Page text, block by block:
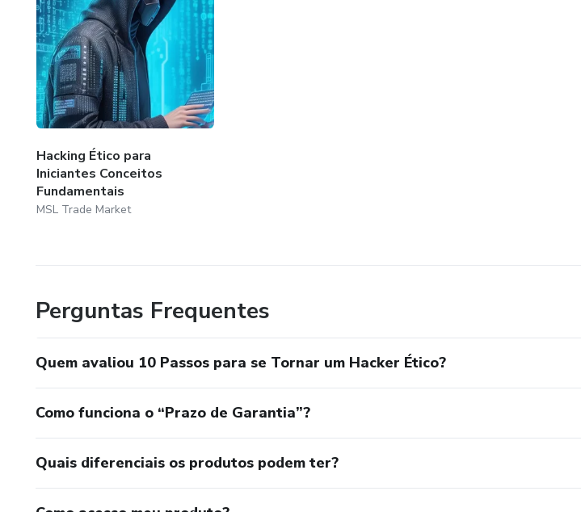
Hacking Ético para
Iniciantes Conceitos
Fundamentais
MSL Trade Market
Perguntas Frequentes
Quem avaliou 10 Passos para se Tornar um Hacker Ético?
Como funciona o “Prazo de Garantia”?
Quais diferenciais os produtos podem ter?